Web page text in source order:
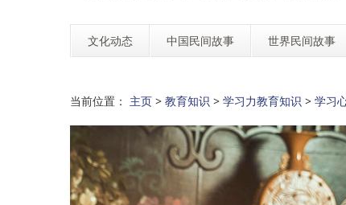
文化动态 中国民间故事 世界民间故事
当前位置： 主页 > 教育知识 > 学习力教育知识 > 学习